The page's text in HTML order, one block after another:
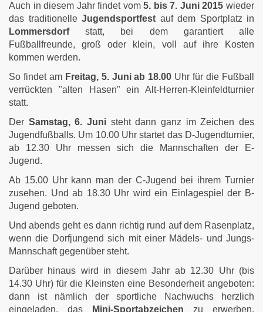
Auch in diesem Jahr findet vom5. bis 7. Juni 2015 wieder
das traditionelle Jugendsportfest auf dem Sportplatz in
Lommersdorfstatt, bei dem garantiert alle
Fußballfreunde, groß oder klein, voll auf ihre Kosten
kommen werden.
So findet amFreitag, 5. Juni ab 18.00 Uhr für die Fußball
verrückten "alten Hasen" ein Alt-Herren-Kleinfeldturnier
statt.
Der Samstag, 6. Juni steht dann ganz im Zeichen des
Jugendfußballs. Um 10.00 Uhr startet das D-Jugendturnier,
ab 12.30 Uhr messen sich die Mannschaften der E-
Jugend.
Ab 15.00 Uhr kann man der C-Jugend bei ihrem Turnier
zusehen. Und ab 18.30 Uhr wird ein Einlagespiel der B-
Jugend geboten.
Und abends geht es dann richtig rund auf dem Rasenplatz,
wenn die Dorfjungend sich mit einer Mädels- und Jungs-
Mannschaft gegenüber steht.
Darüber hinaus wird in diesem Jahr ab 12.30 Uhr (bis
14.30 Uhr) für die Kleinsten eine Besonderheit angeboten:
dann ist nämlich der sportliche Nachwuchs herzlich
eingeladen, das
Mini-Sportabzeichen zu erwerben.